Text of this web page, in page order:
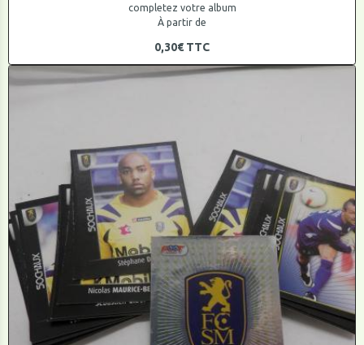
completez votre album
À partir de
0,30€ TTC